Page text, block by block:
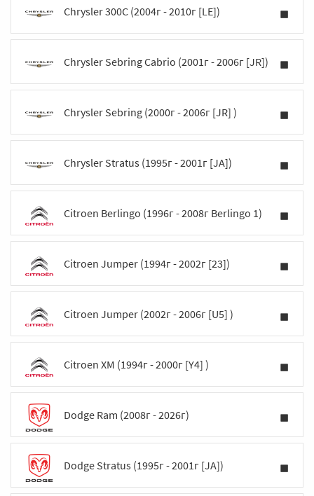
Chrysler 300C (2004г - 2010г [LE])
Chrysler Sebring Cabrio (2001г - 2006г [JR])
Chrysler Sebring (2000г - 2006г [JR] )
Chrysler Stratus (1995г - 2001г [JA])
Citroen Berlingo (1996г - 2008г Berlingo 1)
Citroen Jumper (1994г - 2002г [23])
Citroen Jumper (2002г - 2006г [U5] )
Citroen XM (1994г - 2000г [Y4] )
Dodge Ram (2008г - 2026г)
Dodge Stratus (1995г - 2001г [JA])